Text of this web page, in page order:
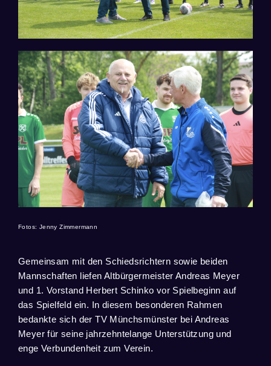
Fotos: Jenny Zimmermann
Gemeinsam mit den Schiedsrichtern sowie beiden
Mannschaften liefen Altbürgermeister Andreas Meyer
und 1. Vorstand Herbert Schinko vor Spielbeginn auf
das Spielfeld ein. In diesem besonderen Rahmen
bedankte sich der TV Münchsmünster bei Andreas
Meyer für seine jahrzehntelange Unterstützung und
enge Verbundenheit zum Verein.